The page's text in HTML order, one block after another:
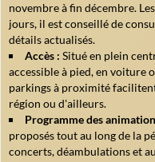
novembre à fin décembre.
jours, il est conseillé de
détails actualisés.
Accès : Situé en plein
accessible à pied, en voiture
parkings à proximité
région ou d'ailleurs.
Programme des
proposés tout au long de la
concerts, déambulations et